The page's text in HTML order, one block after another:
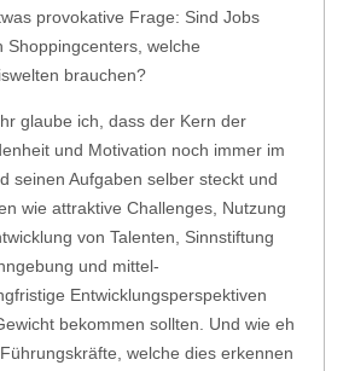
provokative Frage: Sind Jobs
Shoppingcenters, welche
brauchen?
glaube ich, dass der Kern der
und Motivation noch immer im
seinen Aufgaben selber steckt und
wie attraktive Challenges, Nutzung
von Talenten, Sinnstiftung
und mittel-
Entwicklungsperspektiven
bekommen sollten. Und wie eh
welche dies erkennen